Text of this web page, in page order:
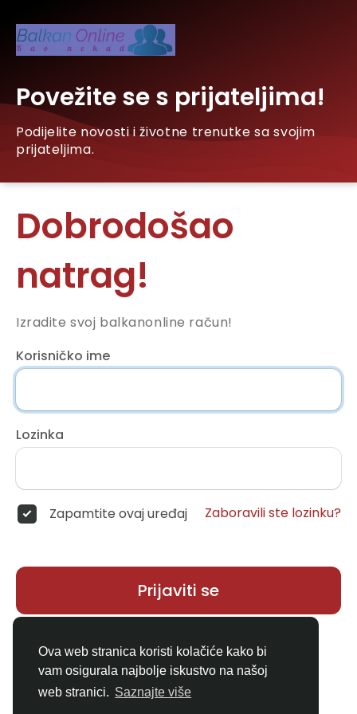
Ova web stranica koristi kolačiće kako bi
vam osigurala najbolje iskustvo na našoj
web stranici. Saznajte više
Povežite se s prijateljima!
Podijelite novosti i životne trenutke sa svojim
prijateljima.
Dobrodošao
natrag!
Izradite svoj balkanonline račun!
Korisničko ime
Lozinka
Zapamtite ovaj uređaj Zaboravili ste lozinku?
Prijaviti se